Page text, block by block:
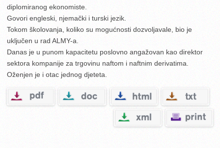
diplomiranog ekonomiste.
Govori engleski, njemački i turski jezik.
Tokom školovanja, koliko su mogućnosti dozvoljavale, bio je
uključen u rad ALMY-a.
Danas je u punom kapacitetu poslovno angažovan kao direktor
sektora kompanije za trgovinu naftom i naftnim derivatima.
Oženjen je i otac jednog djeteta.